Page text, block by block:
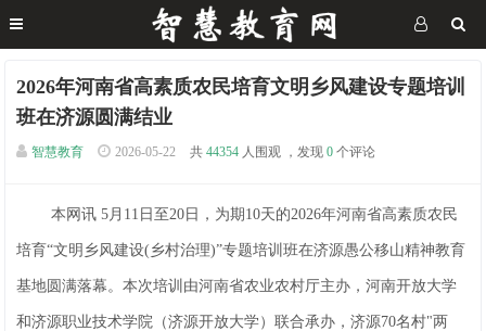
2026年河南省高素质农民培育文明乡风建设专题培训
班在济源圆满结业
智慧教育 2026-05-22 共 44354 人围观 ，发现 0 个评论
本网讯 5月11日至20日，为期10天的2026年河南省高素质农民
培育“文明乡风建设(乡村治理)”专题培训班在济源愚公移山精神教育
基地圆满落幕。本次培训由河南省农业农村厅主办，河南开放大学
和济源职业技术学院（济源开放大学）联合承办，济源70名村"两